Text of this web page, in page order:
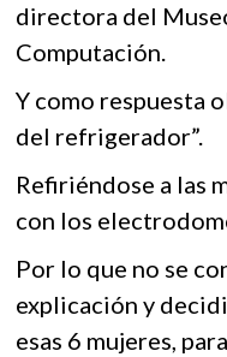
directora del
Computación.
Y como respuesta
del refrigerador”.
Refiriéndose a las
con los
Por lo que no se
explicación y
esas 6 mujeres,